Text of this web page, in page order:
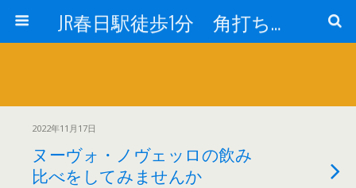
JR春日駅徒歩1分 角打ち 酒のフヨー
2022年11月17日
ヌーヴォ・ノヴェッロの飲み
比べをしてみませんか